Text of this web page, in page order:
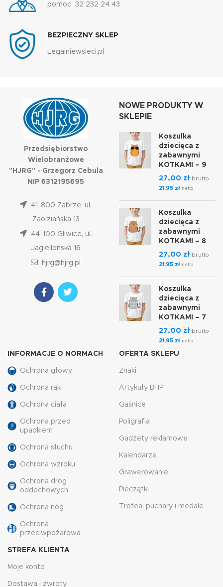
pomoc 32 232 24 43
BEZPIECZNY SKLEP
Legalniewsieci.pl
Przedsiębiorstwo
Wielobranżowe
"HJRG" - Grzegorz Cebula
NIP 6312195695
41-800 Zabrze, ul.
Zaolziańska 13
44-100 Gliwice, ul.
Jagiellońska 16
hjrg@hjrg.pl
NOWE PRODUKTY W
SKLEPIE
Koszulka
dziecięca z
zabawnymi
KOTKAMI – 9
27,00 zł brutto
21,95 zł netto
Koszulka
dziecięca z
zabawnymi
KOTKAMI – 8
27,00 zł brutto
21,95 zł netto
Koszulka
dziecięca z
zabawnymi
KOTKAMI – 7
27,00 zł brutto
21,95 zł netto
INFORMACJE O NORMACH
Ochrona głowy
Ochrona rąk
Ochrona ciała
Ochrona przed
upadkiem
Ochrona słuchu
Ochrona wzroku
Ochrona drog
oddechowych
Ochrona nóg
Ochrona
przeciwpożarowa
OFERTA SKLEPU
Znaki
Artykuły BHP
Gaśnice
Poligrafia
Gadżety reklamowe
Kalendarze
Grawerowanie
Pieczątki
Trofea, puchary i medale
STREFA KLIENTA
Moje konto
Dostawa i zwroty